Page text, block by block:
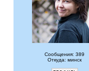
Сообщения: 389
Откуда: минск